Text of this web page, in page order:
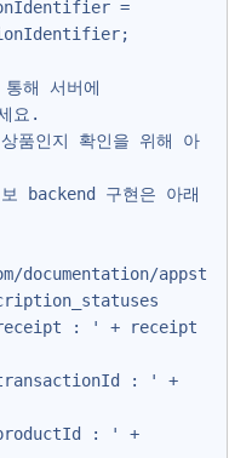
요.
documentation/appst